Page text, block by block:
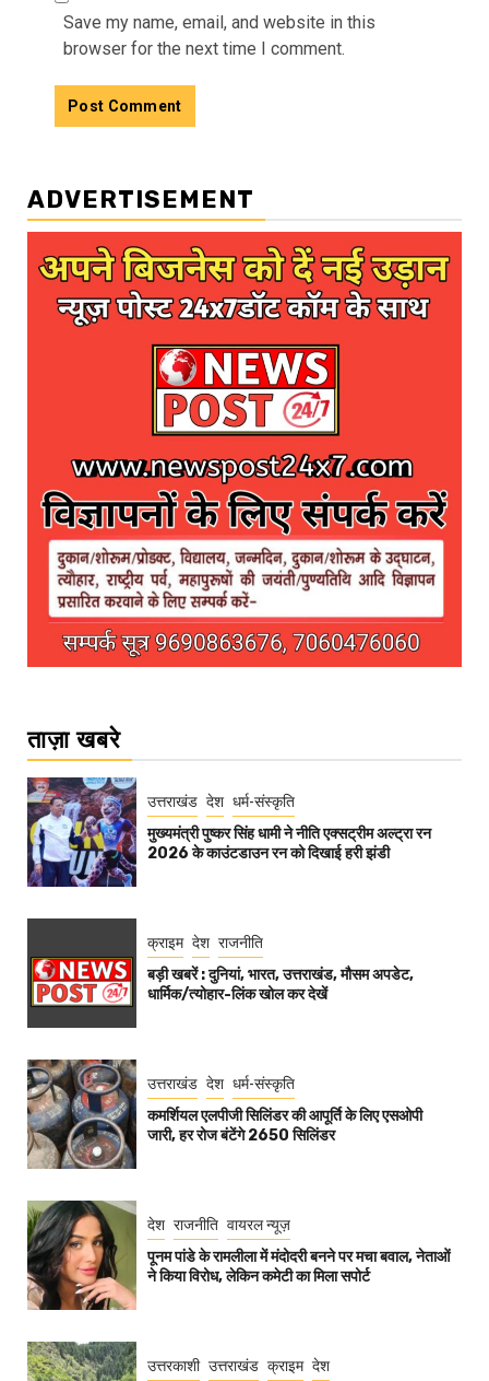
Save my name, email, and website in this
browser for the next time I comment.
ADVERTISEMENT
ताज़ा खबरे
उत्तराखंड देश धर्म-संस्कृति
मुख्यमंत्री पुष्कर सिंह धामी ने नीति एक्सट्रीम अल्ट्रा रन
2026 के काउंटडाउन रन को दिखाई हरी झंडी
क्राइम देश राजनीति
बड़ी खबरें : दुनियां, भारत, उत्तराखंड, मौसम अपडेट,
धार्मिक/त्योहार-लिंक खोल कर देखें
उत्तराखंड देश धर्म-संस्कृति
कमर्शियल एलपीजी सिलिंडर की आपूर्ति के लिए एसओपी
जारी, हर रोज बंटेंगे 2650 सिलिंडर
देश राजनीति वायरल न्यूज़
पूनम पांडे के रामलीला में मंदोदरी बनने पर मचा बवाल, नेताओं
ने किया विरोध, लेकिन कमेटी का मिला सपोर्ट
उत्तरकाशी उत्तराखंड क्राइम देश